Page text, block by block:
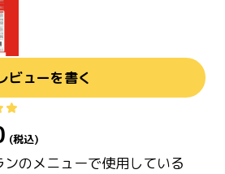
ビューを書く
(税込)
のメニューで使用している